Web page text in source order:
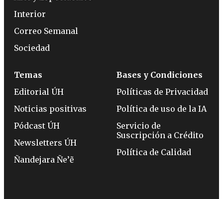
Interior
Correo Semanal
Sociedad
Temas
Editorial ÚH
Noticias positivas
Pódcast ÚH
Newsletters ÚH
Ñandejara Ñe’ẽ
Bases y Condiciones
Políticas de Privacidad
Política de uso de la IA
Servicio de
Suscripción a Crédito
Política de Calidad